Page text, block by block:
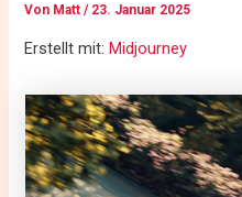
Von Matt/ 23. Januar 2025
Erstellt mit: Midjourney